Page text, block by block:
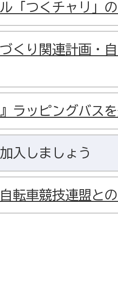
「つくチャリ」
くり関連計画・
』ラッピングバス
入しましょう
転車競技連盟と